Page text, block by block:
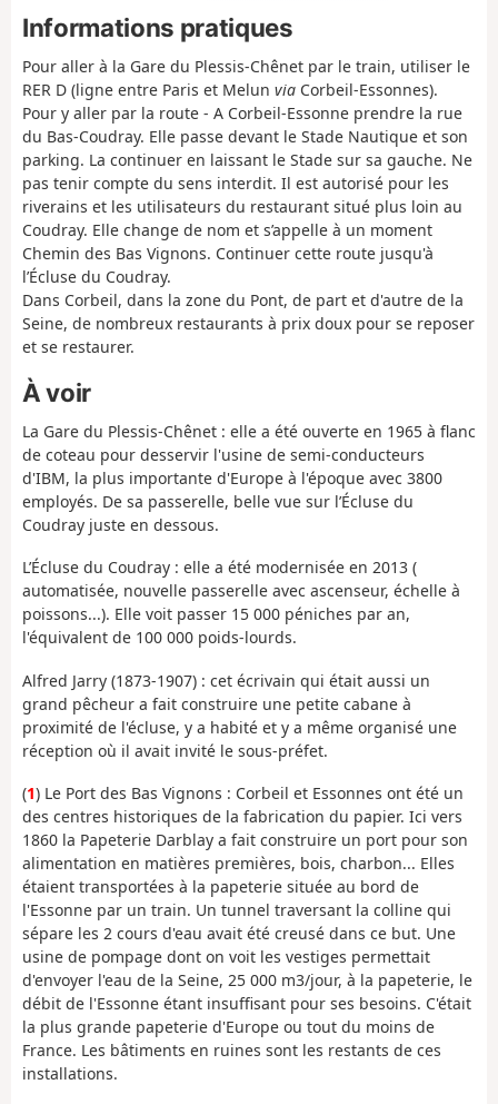
Informations pratiques
Pour aller à la Gare du Plessis-Chênet par le train, utiliser le
RER D (ligne entre Paris et Melun via Corbeil-Essonnes).
Pour y aller par la route - A Corbeil-Essonne prendre la rue
du Bas-Coudray. Elle passe devant le Stade Nautique et son
parking. La continuer en laissant le Stade sur sa gauche. Ne
pas tenir compte du sens interdit. Il est autorisé pour les
riverains et les utilisateurs du restaurant situé plus loin au
Coudray. Elle change de nom et s’appelle à un moment
Chemin des Bas Vignons. Continuer cette route jusqu'à
l’Écluse du Coudray.
Dans Corbeil, dans la zone du Pont, de part et d'autre de la
Seine, de nombreux restaurants à prix doux pour se reposer
et se restaurer.
À voir
La Gare du Plessis-Chênet : elle a été ouverte en 1965 à flanc
de coteau pour desservir l'usine de semi-conducteurs
d'IBM, la plus importante d'Europe à l'époque avec 3800
employés. De sa passerelle, belle vue sur l’Écluse du
Coudray juste en dessous.
L’Écluse du Coudray : elle a été modernisée en 2013 (
automatisée, nouvelle passerelle avec ascenseur, échelle à
poissons...). Elle voit passer 15 000 péniches par an,
l'équivalent de 100 000 poids-lourds.
Alfred Jarry (1873-1907) : cet écrivain qui était aussi un
grand pêcheur a fait construire une petite cabane à
proximité de l'écluse, y a habité et y a même organisé une
réception où il avait invité le sous-préfet.
(1) Le Port des Bas Vignons : Corbeil et Essonnes ont été un
des centres historiques de la fabrication du papier. Ici vers
1860 la Papeterie Darblay a fait construire un port pour son
alimentation en matières premières, bois, charbon... Elles
étaient transportées à la papeterie située au bord de
l'Essonne par un train. Un tunnel traversant la colline qui
sépare les 2 cours d'eau avait été creusé dans ce but. Une
usine de pompage dont on voit les vestiges permettait
d'envoyer l'eau de la Seine, 25 000 m3/jour, à la papeterie, le
débit de l'Essonne étant insuffisant pour ses besoins. C'était
la plus grande papeterie d'Europe ou tout du moins de
France. Les bâtiments en ruines sont les restants de ces
installations.